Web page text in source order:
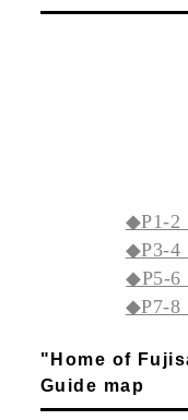
◆P1-2
◆P3-4
◆P5-6
◆P7-8
"Home of
Guide map